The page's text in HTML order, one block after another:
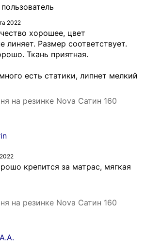
2022
хорошее, цвет
линяет. Размер соответствует.
Ткань приятная.
есть статики, липнет мелкий
на резинке Nova Сатин 160
крепится за матрас, мягкая
на резинке Nova Сатин 160